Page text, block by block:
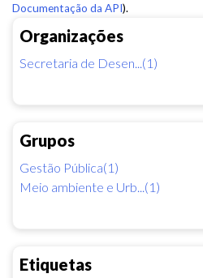
Organizações
Secretaria de Desen...(1)
Grupos
Gestão Pública(1)
Meio ambiente e Urb...(1)
Etiquetas
Documentação da API).